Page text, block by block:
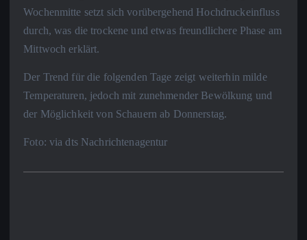
Wochenmitte setzt sich vorübergehend Hochdruckeinfluss
durch, was die trockene und etwas freundlichere Phase am
Mittwoch erklärt.
Der Trend für die folgenden Tage zeigt weiterhin milde
Temperaturen, jedoch mit zunehmender Bewölkung und
der Möglichkeit von Schauern ab Donnerstag.
Foto: via dts Nachrichtenagentur